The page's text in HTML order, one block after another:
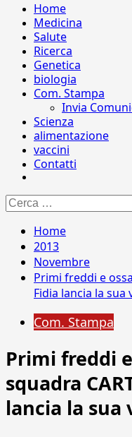
Home
Medicina
Salute
Ricerca
Genetica
biologia
Com. Stampa
Invia
Scienza
alimentazione
vaccini
Contatti
Ricerca
per:
Home
2013
Novembre
Primi freddi e
Fidia lancia la sua
Com. Stampa
Primi freddi
squadra
lancia la sua